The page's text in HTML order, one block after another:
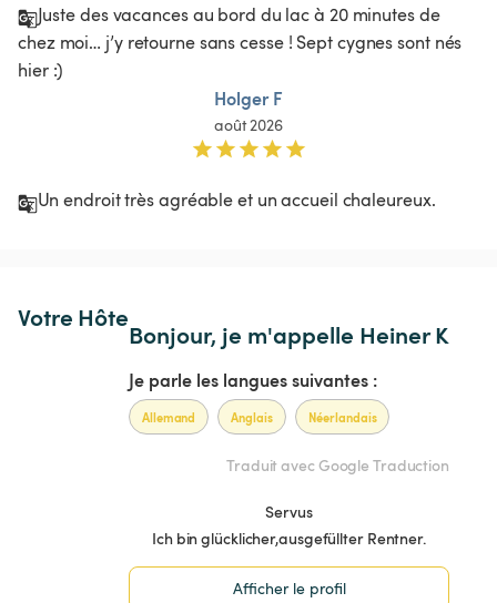
Juste des vacances au bord du lac à 20 minutes de
chez moi… j’y retourne sans cesse ! Sept cygnes sont nés
hier :)
Holger F
août 2026
Un endroit très agréable et un accueil chaleureux.
Votre Hôte
Bonjour, je m'appelle Heiner K
Je parle les langues suivantes :
Allemand Anglais Néerlandais
Traduit avec Google Traduction
Servus
Ich bin glücklicher,ausgefüllter Rentner.
Afficher le profil